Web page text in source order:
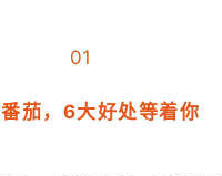
01
茄，6大好处等着你